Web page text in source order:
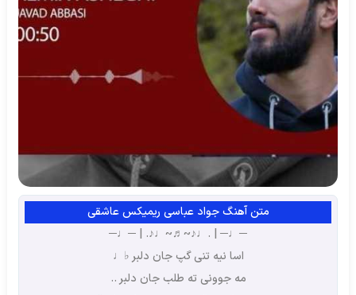
متن آهنگ جواد عباسی ریمیکس عاشقی
─♩─ | .♩♪~♬~♩♪. | ─♩─
اسا نیه تنی گپ جان دلبر ♭♩
مه جوونی ته طلب جان دلبر ..